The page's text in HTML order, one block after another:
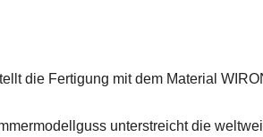
die Fertigung mit dem Material
unterstreicht die